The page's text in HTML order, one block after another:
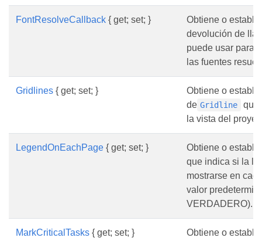
FontResolveCallback { get; set; }
Obtiene o
devolución de
puede usar para
las fuentes
Gridlines { get; set; }
Obtiene o
de Gridline
que
la vista del
LegendOnEachPage { get; set; }
Obtiene o
que indica si la
mostrarse en
valor
VERDADERO).
MarkCriticalTasks { get; set; }
Obtiene o